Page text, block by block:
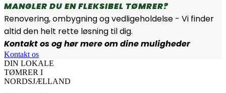
MANGLER DU EN FLEKSIBEL TØMRER?
Renovering, ombygning og vedligeholdelse - Vi finder
altid den helt rette løsning til dig.
Kontakt os og hør mere om dine muligheder
Kontakt os
DIN LOKALE
TØMRER I
NORDSJÆLLAND